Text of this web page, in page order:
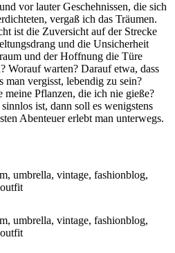
vor lauter Geschehnissen, die sich
vergaß ich das Träumen.
ist die Zuversicht auf der Strecke
und die Unsicherheit
und der Hoffnung die Türe
Worauf warten? Darauf etwa, dass
man vergisst, lebendig zu sein?
meine Pflanzen, die ich nie gieße?
ist, dann soll es wenigstens
Abenteuer erlebt man unterwegs.